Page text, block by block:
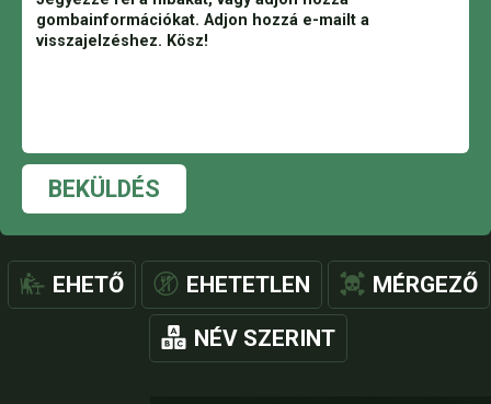
BEKÜLDÉS
EHETŐ EHETETLEN MÉRGEZŐ
NÉV SZERINT